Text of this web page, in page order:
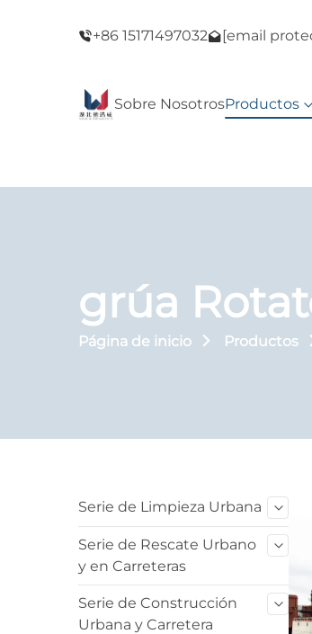
+86 15171497032 [email
Negro!
Sobre NosotrosProductos
grúa
Página de inicio Productos
Serie de Limpieza Urbana
Serie de Rescate Urbano
y en Carreteras
Serie de Construcción
Urbana y Carretera